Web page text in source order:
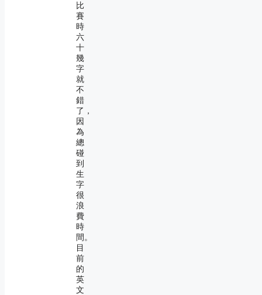
比
賽
時
六
十
幾
字
就
不
錯
了，
因
為
總
碰
到
生
字
很
浪
費
時
間。
目
前
的
英
文